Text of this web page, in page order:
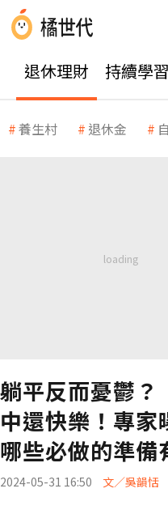
退休理財 持續學習
養生村 退休金
躺平反而憂鬱？
中還快樂！專家
哪些必做的準備
2024-05-31 16:50 文／吳韻恬